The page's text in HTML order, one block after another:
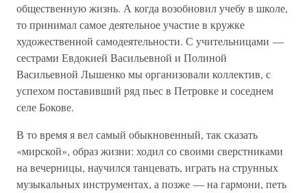
общественную жизнь. А когда возобновил учебу в школе,
то принимал самое деятельное участие в кружке
художественной самодеятельности. С учительницами —
сестрами Евдокией Васильевной и Полиной
Васильевной Лышенко мы организовали коллектив, с
успехом поставивший ряд пьес в Петровке и соседнем
селе Бокове.
В то время я вел самый обыкновенный, так сказать
«мирской», образ жизни: ходил со своими сверстниками
на вечерницы, научился танцевать, играть на струнных
музыкальных инструментах, а позже — на гармони, петь